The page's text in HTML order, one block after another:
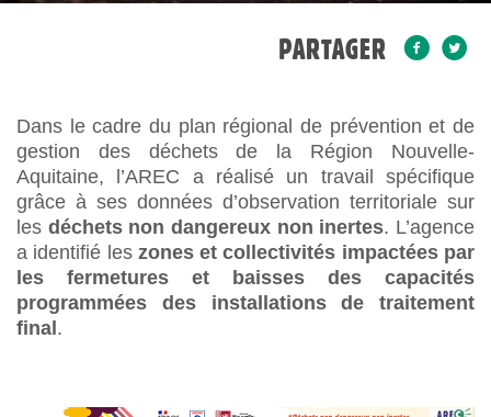
PARTAGER
Dans le cadre du plan régional de prévention et de
gestion des déchets de la Région Nouvelle-
Aquitaine, l’AREC a réalisé un travail spécifique
grâce à ses données d’observation territoriale sur
les déchets non dangereux non inertes. L’agence
a identifié les zones et collectivités impactées par
les fermetures et baisses des capacités
programmées des installations de traitement
final .